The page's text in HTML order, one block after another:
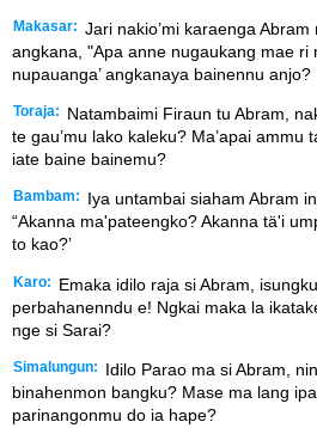
Makasar: Jari nakio’mi karaenga Abram
angkana, "Apa anne nugaukang mae ri
nupauanga’ angkanaya bainennu anjo?
Toraja:
Natambaimi Firaun tu Abram,
te gau’mu lako kaleku? Ma’apai ammu
iate baine bainemu?
Bambam:
Iya untambai siaham Abram
“Akanna ma'pateengko? Akanna tä'i
to kao?’
Karo:
Emaka idilo raja si Abram,
perbahanenndu e! Ngkai maka la
nge si Sarai?
Simalungun:
Idilo Parao ma si Abram,
binahenmon bangku? Mase ma lang
parinangonmu do ia hape?